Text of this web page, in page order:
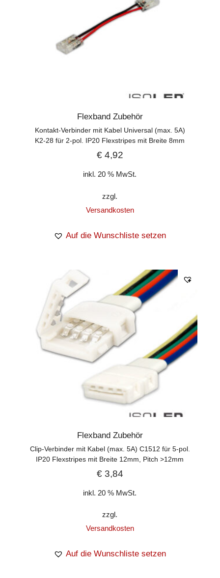
Flexband Zubehör
Kontakt-Verbinder mit Kabel Universal (max. 5A)
K2-28 für 2-pol. IP20 Flexstripes mit Breite 8mm
€4,92
inkl. 20 % MwSt.
zzgl.
Versandkosten
Auf die Wunschliste setzen
Flexband Zubehör
Clip-Verbinder mit Kabel (max. 5A) C1512 für 5-pol.
IP20 Flexstripes mit Breite 12mm, Pitch >12mm
€3,84
inkl. 20 % MwSt.
zzgl.
Versandkosten
Auf die Wunschliste setzen